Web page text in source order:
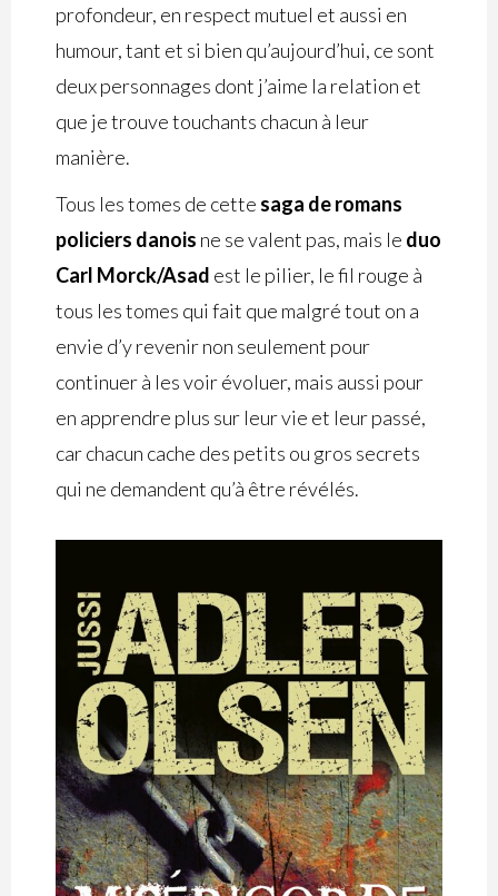
profondeur, en respect mutuel et aussi en
humour, tant et si bien qu’aujourd’hui, ce sont
deux personnages dont j’aime la relation et
que je trouve touchants chacun à leur
manière.
Tous les tomes de cette saga de romans
policiers danois ne se valent pas, mais le duo
Carl Morck/Asad est le pilier, le fil rouge à
tous les tomes qui fait que malgré tout on a
envie d’y revenir non seulement pour
continuer à les voir évoluer, mais aussi pour
en apprendre plus sur leur vie et leur passé,
car chacun cache des petits ou gros secrets
qui ne demandent qu’à être révélés.